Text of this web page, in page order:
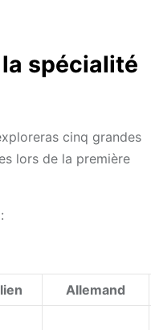
spécialité
cinq grandes
lors de la première
Allemand